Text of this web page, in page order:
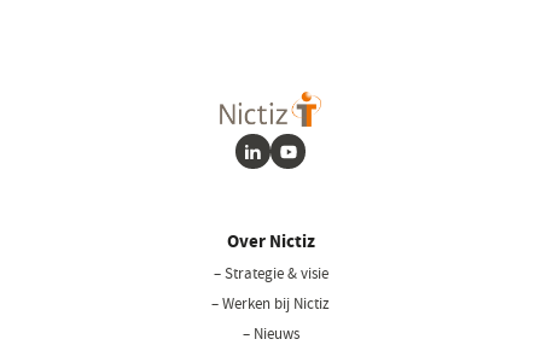
LinkedInYoutube
Over Nictiz
– Strategie & visie
– Werken bij Nictiz
– Nieuws